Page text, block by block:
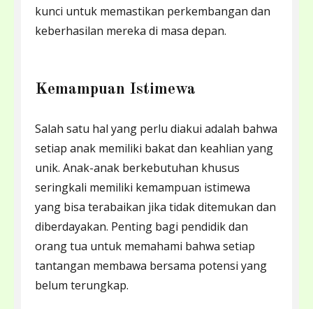
kunci untuk memastikan perkembangan dan
keberhasilan mereka di masa depan.
Kemampuan Istimewa
Salah satu hal yang perlu diakui adalah bahwa
setiap anak memiliki bakat dan keahlian yang
unik. Anak-anak berkebutuhan khusus
seringkali memiliki kemampuan istimewa
yang bisa terabaikan jika tidak ditemukan dan
diberdayakan. Penting bagi pendidik dan
orang tua untuk memahami bahwa setiap
tantangan membawa bersama potensi yang
belum terungkap.